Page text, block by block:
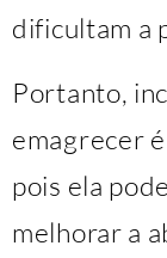
dificultam a
Portanto,
emagrecer
pois ela
melhorar a